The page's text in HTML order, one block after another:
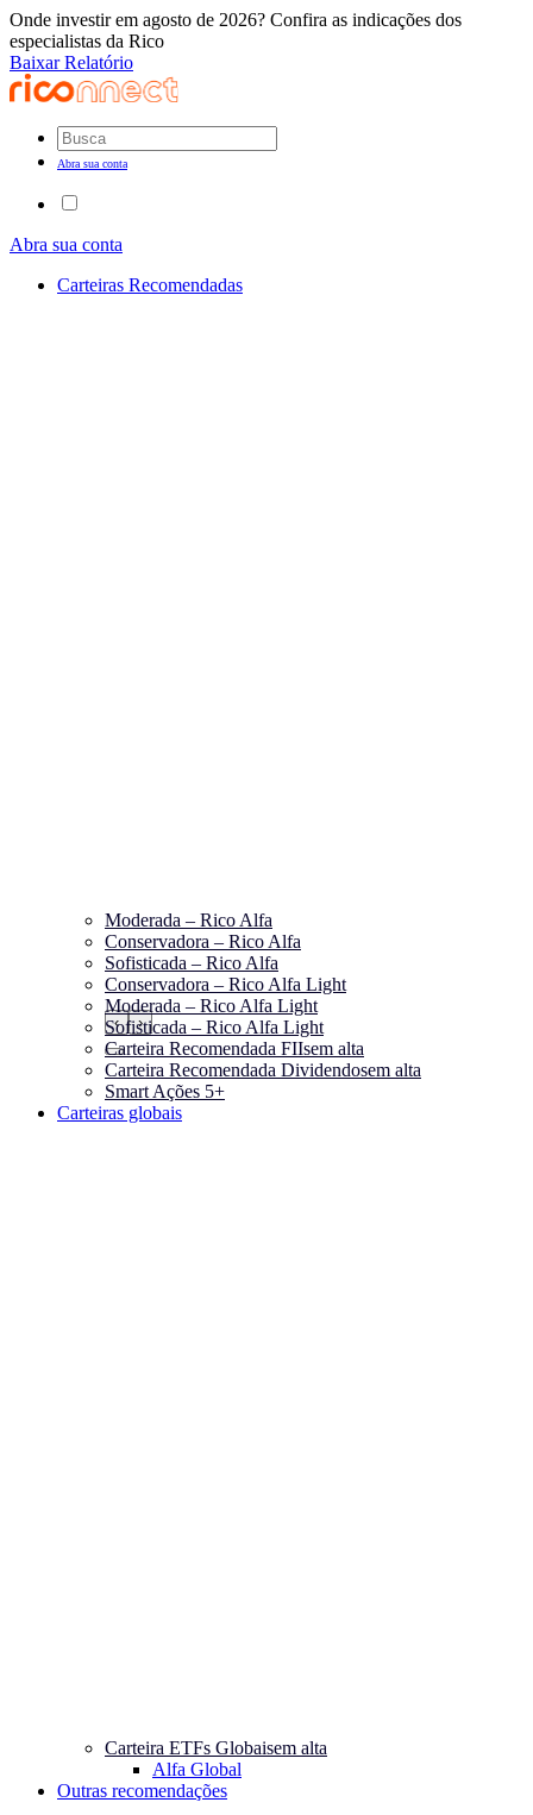
Onde investir em agosto de 2026? Confira as indicações dos
especialistas da Rico
Baixar Relatório
Abra sua conta
Abra sua conta
Carteiras Recomendadas
‹ ›
Moderada – Rico Alfa
Conservadora – Rico Alfa
Sofisticada – Rico Alfa
Conservadora – Rico Alfa Light
Moderada – Rico Alfa Light
Sofisticada – Rico Alfa Light
Carteira Recomendada FIIsem alta
Carteira Recomendada Dividendosem alta
Smart Ações 5+
Carteiras globais
Carteira ETFs Globaisem alta
Alfa Global
Outras recomendações